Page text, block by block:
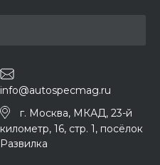
info@autospecmag.ru
г. Москва, МКАД, 23-й
километр, 16, стр. 1, посёлок
Развилка